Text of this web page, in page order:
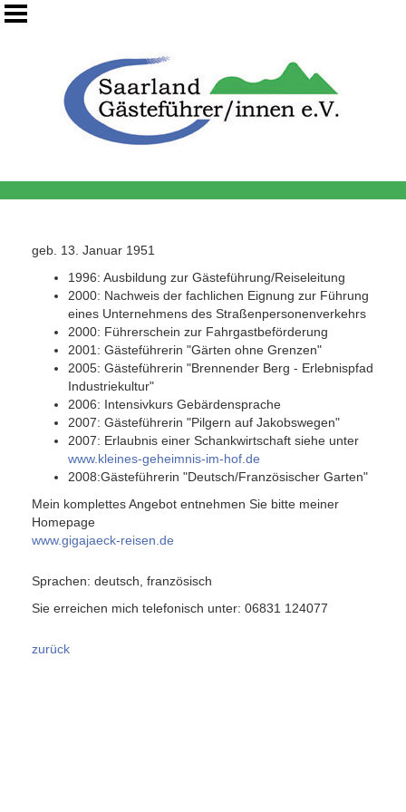
geb. 13. Januar 1951
1996: Ausbildung zur Gästeführung/Reiseleitung
2000: Nachweis der fachlichen Eignung zur Führung
eines Unternehmens des Straßenpersonenverkehrs
2000: Führerschein zur Fahrgastbeförderung
2001: Gästeführerin "Gärten ohne Grenzen"
2005: Gästeführerin "Brennender Berg - Erlebnispfad
Industriekultur"
2006: Intensivkurs Gebärdensprache
2007: Gästeführerin "Pilgern auf Jakobswegen"
2007: Erlaubnis einer Schankwirtschaft siehe unter
www.kleines-geheimnis-im-hof.de
2008:Gästeführerin "Deutsch/Französischer Garten"
Mein komplettes Angebot entnehmen Sie bitte meiner
Homepage
www.gigajaeck-reisen.de
Sprachen: deutsch, französisch
Sie erreichen mich telefonisch unter: 06831 124077
zurück